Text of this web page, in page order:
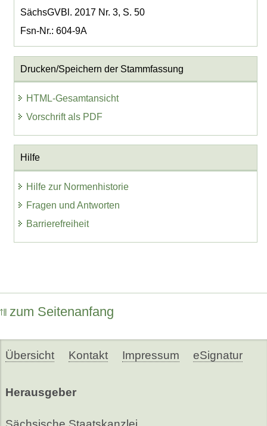
SächsGVBl. 2017 Nr. 3, S. 50
Fsn-Nr.: 604-9A
Drucken/Speichern der Stammfassung
HTML-Gesamtansicht
Vorschrift als PDF
Hilfe
Hilfe zur Normenhistorie
Fragen und Antworten
Barrierefreiheit
zum Seitenanfang
Übersicht Kontakt Impressum eSignatur
Herausgeber